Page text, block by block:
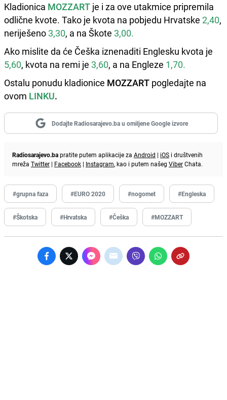
Kladionica MOZZART je i za ove utakmice pripremila
odlične kvote. Tako je kvota na pobjedu Hrvatske 2,40,
neriješeno 3,30, a na Škote 3,00.
Ako mislite da će Češka iznenaditi Englesku kvota je
5,60, kvota na remi je 3,60, a na Engleze 1,70.
Ostalu ponudu kladionice MOZZART pogledajte na
ovom LINKU.
Dodajte Radiosarajevo.ba u omiljene Google izvore
Radiosarajevo.bapratite putem aplikacije za Android | iOS i društvenih
mreža Twitter | Facebook | Instagram, kao i putem našeg ViberChata.
#grupna faza #EURO 2020 #nogomet #Engleska
#Škotska #Hrvatska #Češka #MOZZART